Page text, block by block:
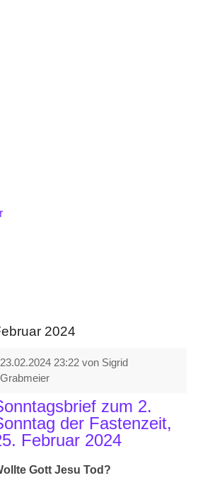
2024
23.02.2024 23:22 von Sigrid
Grabmeier
zum 2.
der Fastenzeit,
Februar 2024
Gott Jesu Tod?